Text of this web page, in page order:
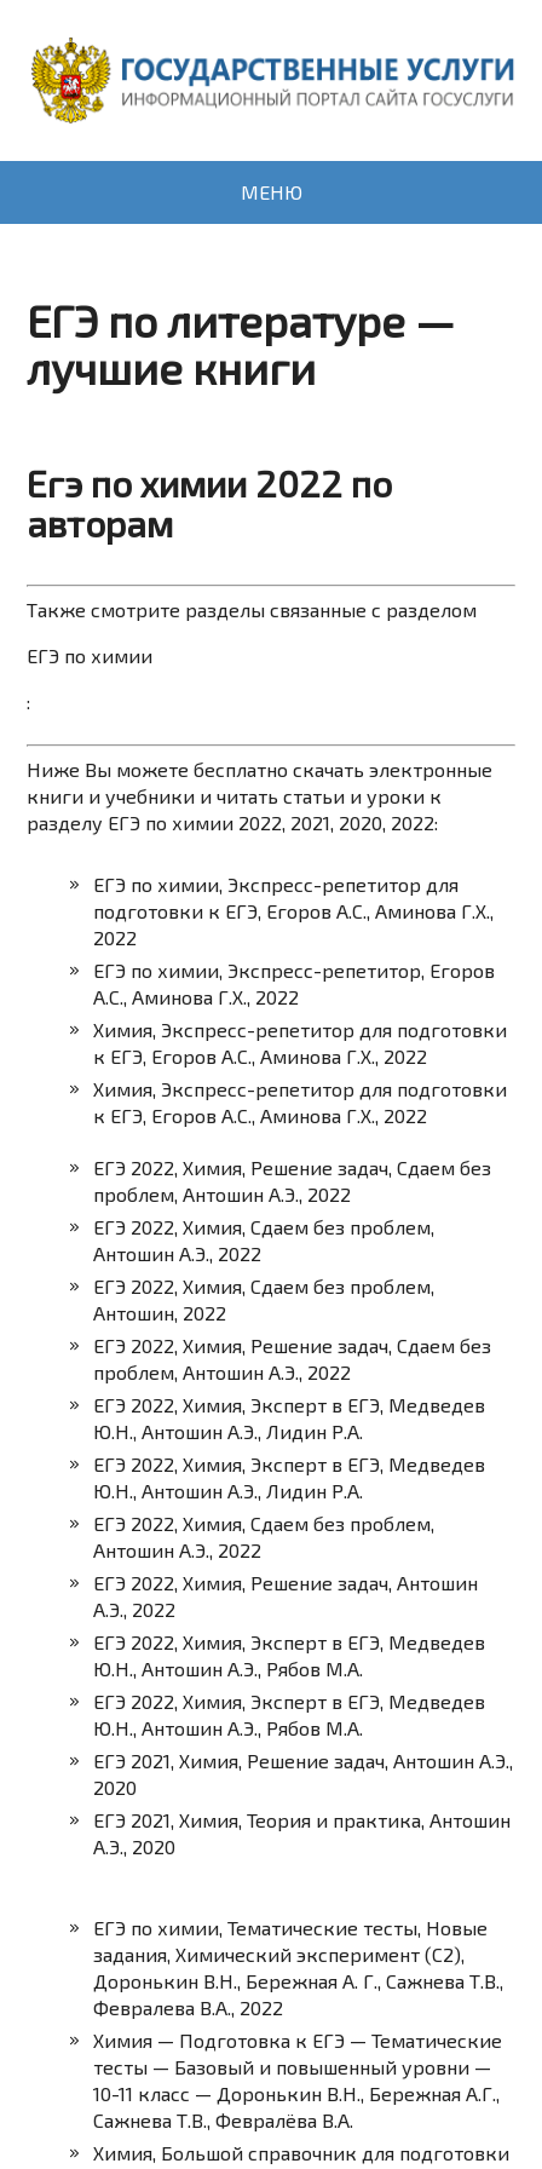
МЕНЮ
ЕГЭ по литературе —
лучшие книги
Егэ по химии 2022 по
авторам
Также смотрите разделы связанные с разделом
ЕГЭ по химии
:
Ниже Вы можете бесплатно скачать электронные
книги и учебники и читать статьи и уроки к
разделу ЕГЭ по химии 2022, 2021, 2020, 2022:
ЕГЭ по химии, Экспресс-репетитор для
подготовки к ЕГЭ, Егоров А.С., Аминова Г.Х.,
2022
ЕГЭ по химии, Экспресс-репетитор, Егоров
А.С., Аминова Г.Х., 2022
Химия, Экспресс-репетитор для подготовки
к ЕГЭ, Егоров А.С., Аминова Г.Х., 2022
Химия, Экспресс-репетитор для подготовки
к ЕГЭ, Егоров А.С., Аминова Г.Х., 2022
ЕГЭ 2022, Химия, Решение задач, Сдаем без
проблем, Антошин А.Э., 2022
ЕГЭ 2022, Химия, Сдаем без проблем,
Антошин А.Э., 2022
ЕГЭ 2022, Химия, Сдаем без проблем,
Антошин, 2022
ЕГЭ 2022, Химия, Решение задач, Сдаем без
проблем, Антошин А.Э., 2022
ЕГЭ 2022, Химия, Эксперт в ЕГЭ, Медведев
Ю.Н., Антошин А.Э., Лидин Р.А.
ЕГЭ 2022, Химия, Эксперт в ЕГЭ, Медведев
Ю.Н., Антошин А.Э., Лидин Р.А.
ЕГЭ 2022, Химия, Сдаем без проблем,
Антошин А.Э., 2022
ЕГЭ 2022, Химия, Решение задач, Антошин
А.Э., 2022
ЕГЭ 2022, Химия, Эксперт в ЕГЭ, Медведев
Ю.Н., Антошин А.Э., Рябов М.А.
ЕГЭ 2022, Химия, Эксперт в ЕГЭ, Медведев
Ю.Н., Антошин А.Э., Рябов М.А.
ЕГЭ 2021, Химия, Решение задач, Антошин А.Э.,
2020
ЕГЭ 2021, Химия, Теория и практика, Антошин
А.Э., 2020
ЕГЭ по химии, Тематические тесты, Новые
задания, Химический эксперимент (С2),
Доронькин В.Н., Бережная А. Г., Сажнева Т.В.,
Февралева В.А., 2022
Химия — Подготовка к ЕГЭ — Тематические
тесты — Базовый и повышенный уровни —
10-11 класс — Доронькин В.Н., Бережная А.Г.,
Сажнева Т.В., Февралёва В.А.
Химия, Большой справочник для подготовки